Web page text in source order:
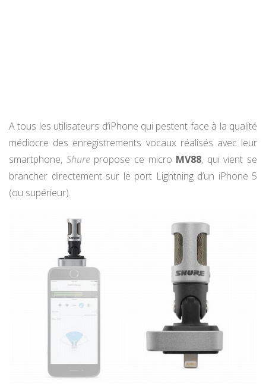
A tous les utilisateurs d’iPhone qui pestent face à la qualité
médiocre des enregistrements vocaux réalisés avec leur
smartphone, Shurepropose ce micro MV88, qui vient se
brancher directement sur le port Lightning d’un iPhone 5
(ou supérieur).